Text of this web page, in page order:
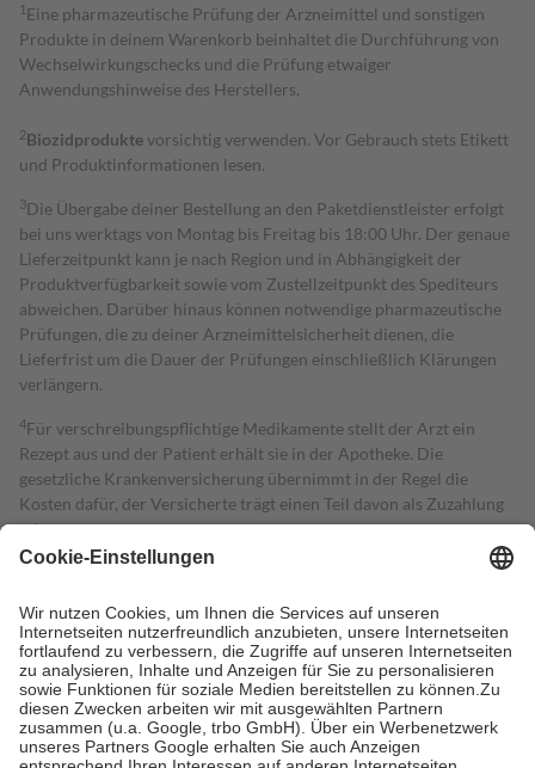
1 Eine pharmazeutische Prüfung der Arzneimittel und sonstigen
Produkte in deinem Warenkorb beinhaltet die Durchführung von
Wechselwirkungschecks und die Prüfung etwaiger
Anwendungshinweise des Herstellers.
2Biozidproduktevorsichtig verwenden. Vor Gebrauch stets Etikett
und Produktinformationen lesen.
3Die Übergabe deiner Bestellung an den Paketdienstleister erfolgt
bei uns werktags von Montag bis Freitag bis 18:00 Uhr. Der genaue
Lieferzeitpunkt kann je nach Region und in Abhängigkeit der
Produktverfügbarkeit sowie vom Zustellzeitpunkt des Spediteurs
abweichen. Darüber hinaus können notwendige pharmazeutische
Prüfungen, die zu deiner Arzneimittelsicherheit dienen, die
Lieferfrist um die Dauer der Prüfungen einschließlich Klärungen
verlängern.
4Für verschreibungspflichtige Medikamente stellt der Arzt ein
Rezept aus und der Patient erhält sie in der Apotheke. Die
gesetzliche Krankenversicherung übernimmt in der Regel die
Kosten dafür, der Versicherte trägt einen Teil davon als Zuzahlung
mit.
Grundsätzlich leisten Mitglieder Zuzahlungen in Höhe von zehn
höchstens zehn Euro.
Es sind jedoch nie mehr als die tatsächlichen
Kosten der Leistung zu entrichten.
Diese Regeln gelten grundsätzlich auch für Online-Apotheken.
Bei Heilmitteln und häuslicher Krankenpflege beträgt die
Zuzahlung zehn Prozent der Kosten sowie zehn Euro je
Verordnung.
Um das Engagement der Versicherten für ihre eigene Gesundheit zu